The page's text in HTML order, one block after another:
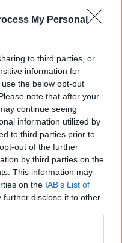
My Personal
to third parties, or
information for
the below opt-out
note that after your
continue seeing
information utilized by
to third parties prior to
out of the further
by third parties on the
This information may
on the IAB’s List of
further disclose it to other
mică, deși plătesc
din UE